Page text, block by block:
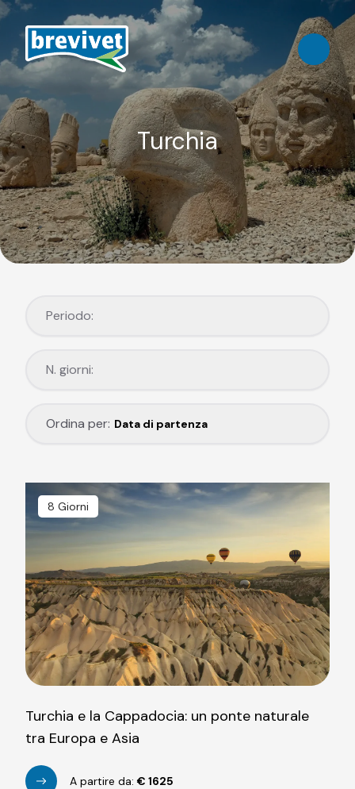
Turchia
Periodo:
N. giorni:
Ordina per: Data di partenza
8 Giorni
Turchia e la Cappadocia: un ponte naturale
tra Europa e Asia
A partire da: € 1625